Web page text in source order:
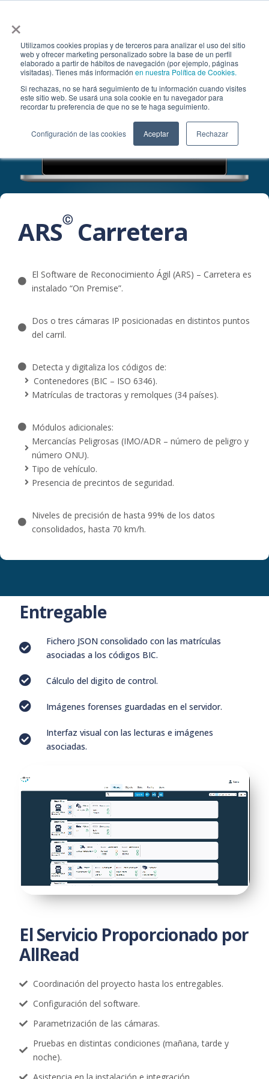
×
Utilizamos cookies propias y de terceros para analizar el uso del sitio
web y ofrecer marketing personalizado sobre la base de un perfil
elaborado a partir de hábitos de navegación (por ejemplo, páginas
visitadas). Tienes más información en nuestra Política de Cookies.
Si rechazas, no se hará seguimiento de tu información cuando visites
este sitio web. Se usará una sola cookie en tu navegador para
recordar tu preferencia de que no se te haga seguimiento.
Configuración de las cookies Aceptar Rechazar
ARSⒸCarretera
El Software de Reconocimiento Ágil (ARS) – Carretera es
instalado “On Premise”.
Dos o tres cámaras IP posicionadas en distintos puntos
del carril.
Detecta y digitaliza los códigos de:
Contenedores (BIC – ISO 6346).
Matrículas de tractoras y remolques (34 países).
Módulos adicionales:
Mercancías Peligrosas (IMO/ADR – número de peligro y
número ONU).
Tipo de vehículo.
Presencia de precintos de seguridad.
Niveles de precisión de hasta 99% de los datos
consolidados, hasta 70 km/h.
Entregable
Fichero JSON consolidado con las matrículas
asociadas a los códigos BIC.
Cálculo del digito de control.
Imágenes forenses guardadas en el servidor.
Interfaz visual con las lecturas e imágenes
asociadas.
El Servicio Proporcionado por
AllRead
Coordinación del proyecto hasta los entregables.
Configuración del software.
Parametrización de las cámaras.
Pruebas en distintas condiciones (mañana, tarde y
noche).